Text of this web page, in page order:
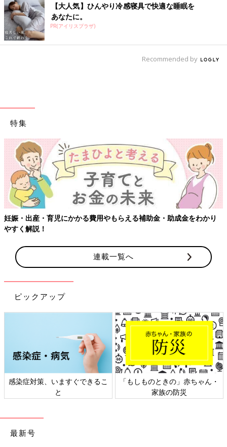
【大人気】ひんやり冷感寝具で快適な睡眠を
あなたに。
PR(アイリスプラザ)
Recommended by
特集
【ワクチン接種できるものも】妊婦の感染症対策、知っておいて！
連載一覧へ
ピックアップ
日本外来小児科学会リーフレッ
ト検討会
六星占術 細木かおりさんの人生
相談
最新号